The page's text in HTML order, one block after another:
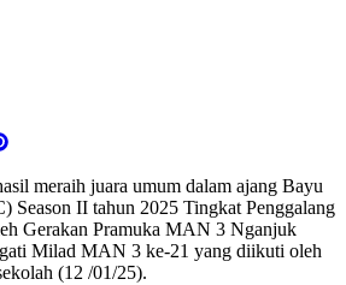
Pinterest
meraih juara umum dalam ajang Bayu
Season II tahun 2025 Tingkat Penggalang
Gerakan Pramuka MAN 3 Nganjuk
Milad MAN 3 ke-21 yang diikuti oleh
(12 /01/25).